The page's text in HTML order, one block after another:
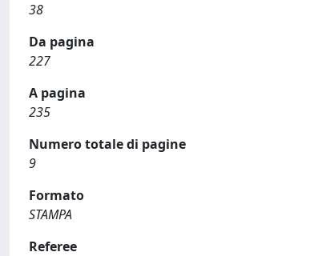
38
Da pagina
227
A pagina
235
Numero totale di pagine
9
Formato
STAMPA
Referee